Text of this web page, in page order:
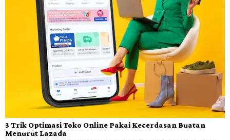
3 Trik Optimasi Toko Online Pakai Kecerdasan Buatan
Menurut Lazada